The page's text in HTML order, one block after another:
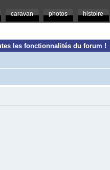
caravan photos histoire
les fonctionnalités du forum !